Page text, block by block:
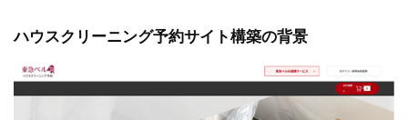
ハウスクリーニング予約サイト構築の背景